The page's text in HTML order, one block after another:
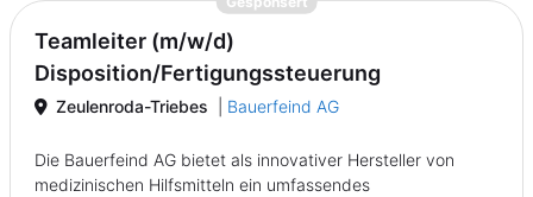
Teamleiter (m/w/d)
Disposition/Fertigungssteuerung
Zeulenroda-Triebes Bauerfeind AG
Die Bauerfeind AG bietet als innovativer Hersteller von
medizinischen Hilfsmitteln ein umfassendes